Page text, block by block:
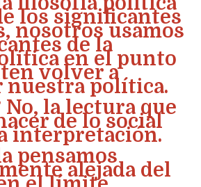
los significantes
nosotros usamos
de la
en el punto
volver a
política.
No, la lectura que
de lo social
interpretación.
pensamos
alejada del